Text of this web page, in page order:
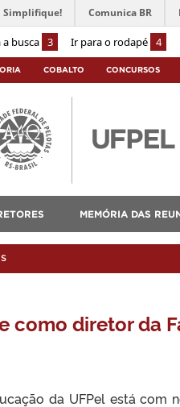
busca 3 Ir para o rodapé 4
Simplifique! Comunica BR
COBALTO CONCURSOS
MEMÓRIA DAS
como diretor da
da UFPel está com